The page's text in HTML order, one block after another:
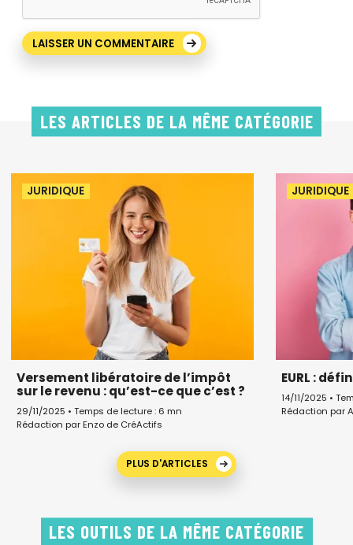
LES ARTICLES DE LA MÊME CATÉGORIE
JURIDIQUE
Versement libératoire de l’impôt
sur le revenu : qu’est-ce que c’est ?
29/11/2025 • Temps de lecture : 6 mn
Rédaction par Enzo de CréActifs
JURIDIQUE
EURL :
14/11/2025 •
Rédaction par
PLUS D'ARTICLES
LES OUTILS DE LA MÊME CATÉGORIE